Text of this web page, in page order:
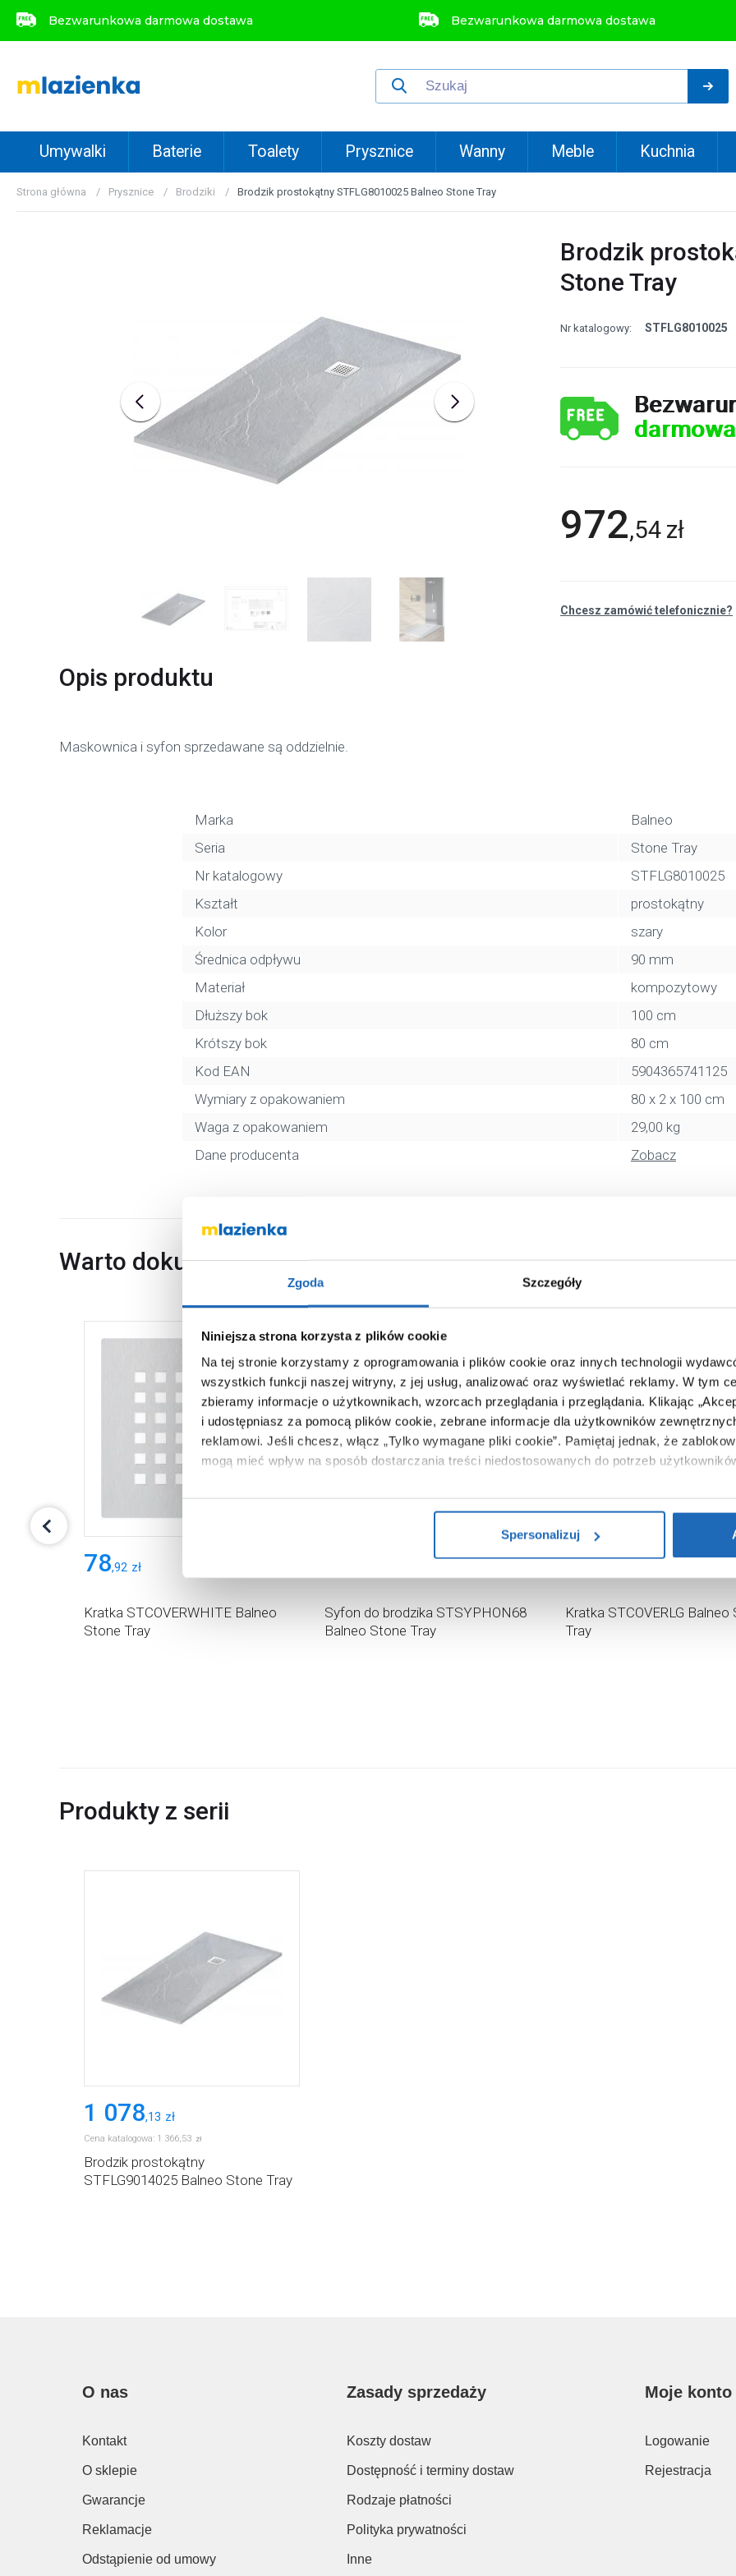
Zgoda Szczegóły
Niniejsza strona korzysta z plików cookie
Na tej stronie korzystamy z oprogramowania i plików cookie oraz innych technologii
wszystkich funkcji naszej witryny, z jej usług, analizować oraz wyświetlać reklamy. W tym
zbieramy informacje o użytkownikach, wzorcach przeglądania i przeglądania. Klikając
i udostępniasz za pomocą plików cookie, zebrane informacje dla użytkowników
reklamowi. Jeśli chcesz, włącz „Tylko wymagane pliki cookie”. Pamiętaj jednak, że
mogą mieć wpływ na sposób dostarczania treści niedostosowanych do potrzeb
Aby uzyskać więcej informacji na temat plików plików cookie, kliknij „Ustawienia plików
Spersonalizuj
Bezwarunkowa darmowa dostawa Bezwarunkowa darmowa dostawa
Umywalki Baterie Toalety Prysznice Wanny Meble Kuchnia
Strona główna Prysznice Brodziki Brodzik prostokątny STFLG8010025 Balneo Stone Tray
Brodzik
Stone Tray
Nr katalogowy: STFLG8010025
972,54 zł
Chcesz zamówić telefonicznie?
Opis produktu
Maskownica i syfon sprzedawane są oddzielnie.
Marka
Balneo
Seria
Stone Tray
Nr katalogowy
STFLG8010025
Kształt
prostokątny
Kolor
szary
Średnica odpływu
90 mm
Materiał
kompozytowy
Dłuższy bok
100 cm
Krótszy bok
80 cm
Kod EAN
5904365741125
Wymiary z opakowaniem
80 x 2 x 100 cm
Waga z opakowaniem
29,00 kg
Dane producenta
Zobacz
Warto dokupić
78,92 zł
Kratka STCOVERWHITE Balneo
Stone Tray
Syfon do brodzika STSYPHON68
Balneo Stone Tray
78
Kratka STCOVERLG Balneo
Tray
Produkty z serii
1 078,13 zł
Cena katalogowa: 1 366,53 zł
Brodzik prostokątny
STFLG9014025 Balneo Stone Tray
O nas
Kontakt
O sklepie
Gwarancje
Reklamacje
Odstąpienie od umowy
Zasady sprzedaży
Koszty dostaw
Dostępność i terminy dostaw
Rodzaje płatności
Polityka prywatności
Inne
Moje konto
Logowanie
Rejestracja